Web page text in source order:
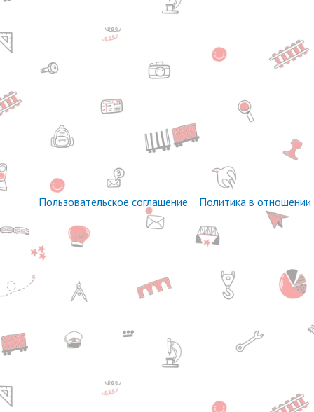
Пользовательское соглашение Политика в